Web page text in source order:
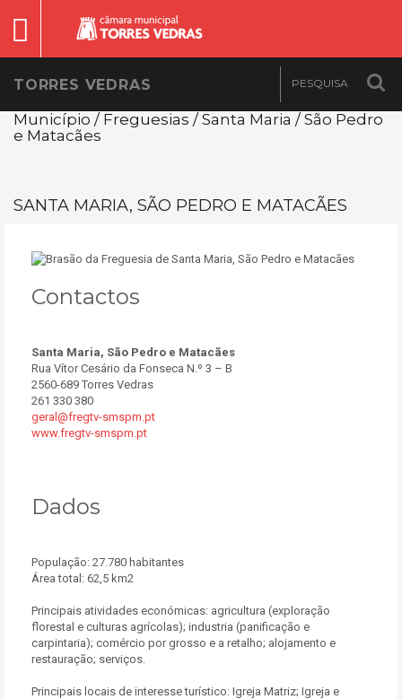
TORRES VEDRAS
Município / Freguesias / Santa Maria / São Pedro
e Matacães
SANTA MARIA, SÃO PEDRO E MATACÃES
Contactos
Santa Maria, São Pedro e Matacães
Rua Vítor Cesário da Fonseca N.º 3 – B
2560-689 Torres Vedras
261 330 380
geral@fregtv-smspm.pt
www.fregtv-smspm.pt
Dados
População: 27.780 habitantes
Área total: 62,5 km2
Principais atividades económicas: agricultura (exploração
florestal e culturas agrícolas); industria (panificação e
carpintaria); comércio por grosso e a retalho; alojamento e
restauração; serviços.
Principais locais de interesse turístico: Igreja Matriz; Igreja e